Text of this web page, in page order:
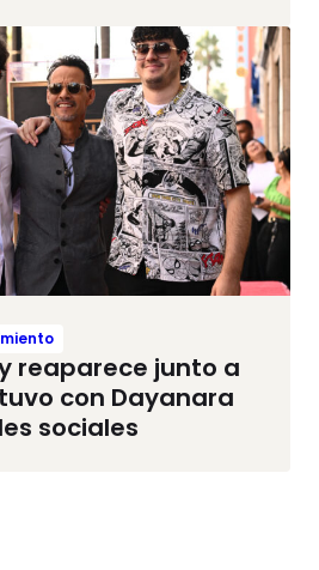
reaparece junto a
con Dayanara
sociales